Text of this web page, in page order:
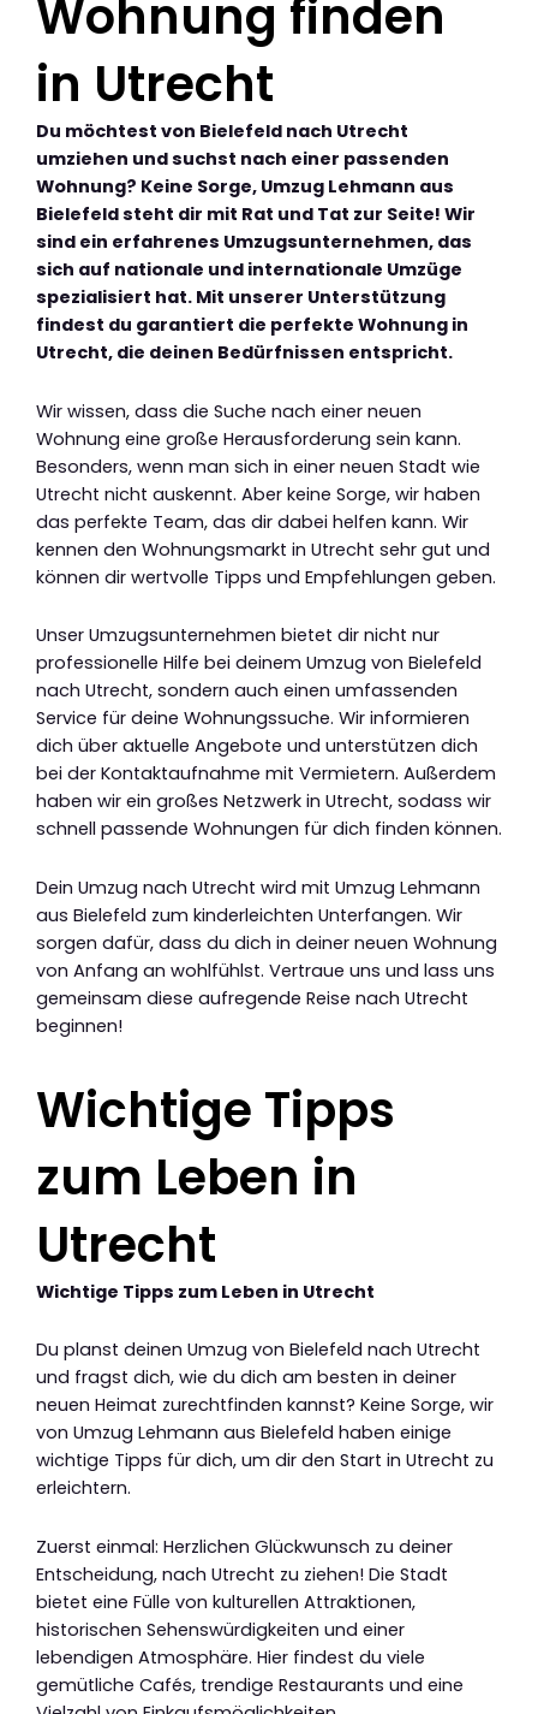
Wohnung finden
in Utrecht
Du möchtest von Bielefeld nach Utrecht
umziehen und suchst nach einer passenden
Wohnung? Keine Sorge, Umzug Lehmann aus
Bielefeld steht dir mit Rat und Tat zur Seite! Wir
sind ein erfahrenes Umzugsunternehmen, das
sich auf nationale und internationale Umzüge
spezialisiert hat. Mit unserer Unterstützung
findest du garantiert die perfekte Wohnung in
Utrecht, die deinen Bedürfnissen entspricht.
Wir wissen, dass die Suche nach einer neuen
Wohnung eine große Herausforderung sein kann.
Besonders, wenn man sich in einer neuen Stadt wie
Utrecht nicht auskennt. Aber keine Sorge, wir haben
das perfekte Team, das dir dabei helfen kann. Wir
kennen den Wohnungsmarkt in Utrecht sehr gut und
können dir wertvolle Tipps und Empfehlungen geben.
Unser Umzugsunternehmen bietet dir nicht nur
professionelle Hilfe bei deinem Umzug von Bielefeld
nach Utrecht, sondern auch einen umfassenden
Service für deine Wohnungssuche. Wir informieren
dich über aktuelle Angebote und unterstützen dich
bei der Kontaktaufnahme mit Vermietern. Außerdem
haben wir ein großes Netzwerk in Utrecht, sodass wir
schnell passende Wohnungen für dich finden können.
Dein Umzug nach Utrecht wird mit Umzug Lehmann
aus Bielefeld zum kinderleichten Unterfangen. Wir
sorgen dafür, dass du dich in deiner neuen Wohnung
von Anfang an wohlfühlst. Vertraue uns und lass uns
gemeinsam diese aufregende Reise nach Utrecht
beginnen!
Wichtige Tipps
zum Leben in
Utrecht
Wichtige Tipps zum Leben in Utrecht
Du planst deinen Umzug von Bielefeld nach Utrecht
und fragst dich, wie du dich am besten in deiner
neuen Heimat zurechtfinden kannst? Keine Sorge, wir
von Umzug Lehmann aus Bielefeld haben einige
wichtige Tipps für dich, um dir den Start in Utrecht zu
erleichtern.
Zuerst einmal: Herzlichen Glückwunsch zu deiner
Entscheidung, nach Utrecht zu ziehen! Die Stadt
bietet eine Fülle von kulturellen Attraktionen,
historischen Sehenswürdigkeiten und einer
lebendigen Atmosphäre. Hier findest du viele
gemütliche Cafés, trendige Restaurants und eine